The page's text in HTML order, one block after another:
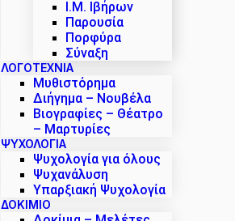
Ι.Μ. Ιβήρων
Παρουσία
Πορφύρα
Σύναξη
ΛΟΓΟΤΕΧΝΙΑ
Μυθιστόρημα
Διήγημα – Νουβέλα
Βιογραφίες – Θέατρο
– Μαρτυρίες
ΨΥΧΟΛΟΓΙΑ
Ψυχολογία για όλους
Ψυχανάλυση
Υπαρξιακή Ψυχολογία
ΔΟΚΊΜΙΟ